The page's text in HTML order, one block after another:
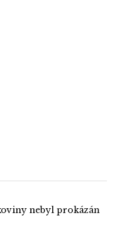
nebyl prokázán